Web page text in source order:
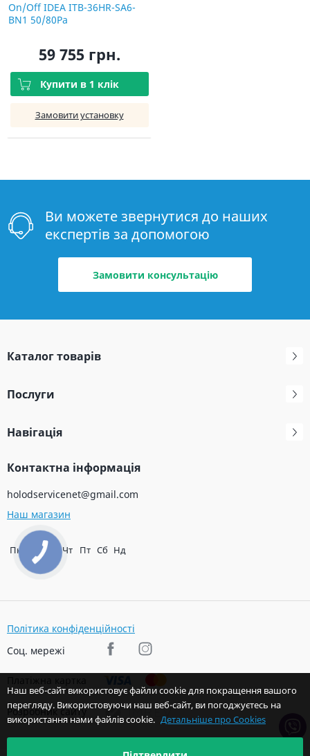
On/Off IDEA ITB-36HR-SA6-
BN1 50/80Pа
59 755 грн.
Купити в 1 клік
Замовити установку
Ви можете звернутися до наших
експертів за допомогою
Замовити консультацію
Каталог товарів
Послуги
Навігація
Контактна інформація
holodservicenet@gmail.com
Наш магазин
Пн Ср Чт Пт Сб Нд
Політика конфіденційності
Соц. мережі
Розробник сайту
Наш веб-сайт використовує файли cookie для покращення вашого
перегляду. Використовуючи наш веб-сайт, ви погоджуєтесь на
використання нами файлів cookie. Детальніше про Cookies